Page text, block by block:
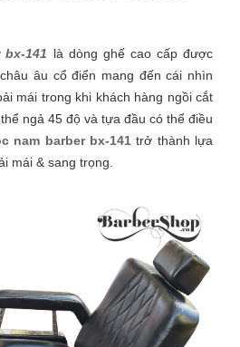
141 là dòng ghế cao cấp được
âu cổ điển mang đến cái nhìn
mái trong khi khách hàng ngồi cắt
ngả 45 độ và tựa đầu có thể điều
nam barber bx-141trở thành lựa
mái & sang trọng.